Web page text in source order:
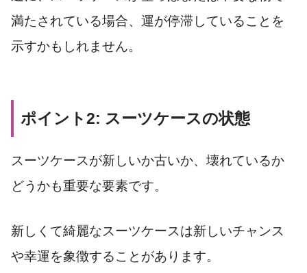
満たされている場合、運が停滞していることを
示すかもしれません。
ポイント2: スーツケースの状態
スーツケースが新しいか古いか、壊れているか
どうかも重要な要素です。
新しくて綺麗なスーツケースは新しいチャンス
や幸運を象徴することがあります。